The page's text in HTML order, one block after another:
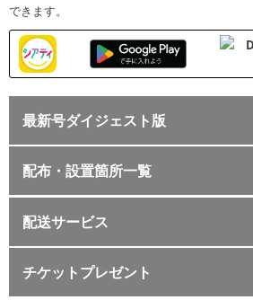
できます。
最新号ダイジェスト版
配布・設置箇所一覧
配送サービス
チケットプレゼント